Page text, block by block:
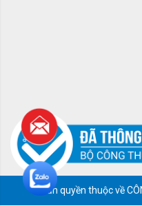
Bản quyền thuộc về